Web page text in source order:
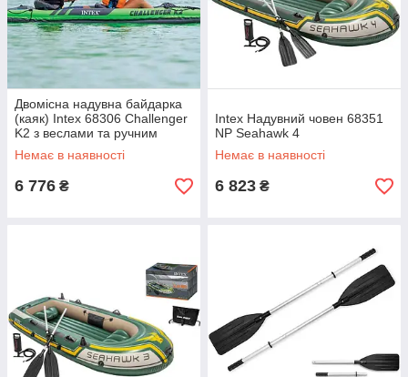
Двомісна надувна байдарка
(каяк) Intex 68306 Challenger
K2 з веслами та ручним
насосом, 351 х 76 см
Немає в наявності
6 776 ₴
Intex Надувний човен 68351
NP Seahawk 4
Немає в наявності
6 823 ₴